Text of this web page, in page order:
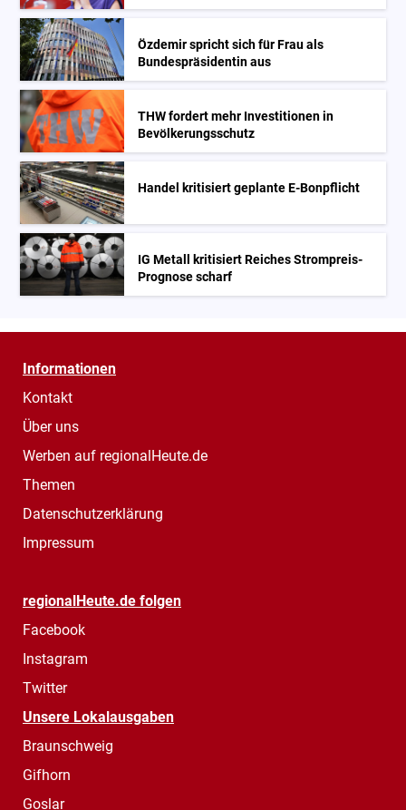
Özdemir spricht sich für Frau als
Bundespräsidentin aus
THW fordert mehr Investitionen in
Bevölkerungsschutz
Handel kritisiert geplante E-Bonpflicht
IG Metall kritisiert Reiches Strompreis-
Prognose scharf
Informationen
Kontakt
Über uns
Werben auf regionalHeute.de
Themen
Datenschutzerklärung
Impressum
regionalHeute.de folgen
Facebook
Instagram
Twitter
Unsere Lokalausgaben
Braunschweig
Gifhorn
Goslar